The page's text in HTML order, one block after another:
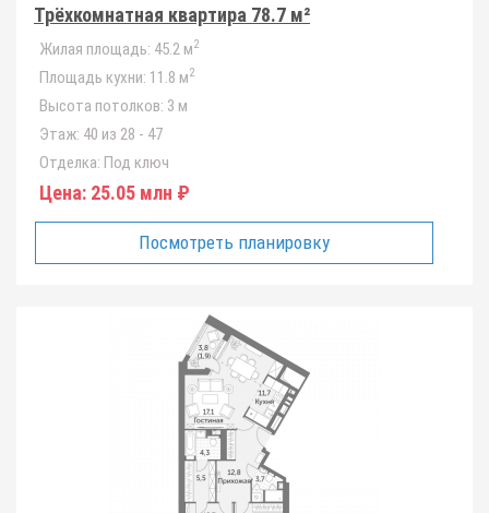
Трёхкомнатная квартира 78.7 м²
Жилая площадь: 45.2 м2
Площадь кухни: 11.8 м2
Высота потолков: 3 м
Этаж: 40 из 28 - 47
Отделка: Под ключ
Цена: 25.05 млн ₽
Посмотреть планировку